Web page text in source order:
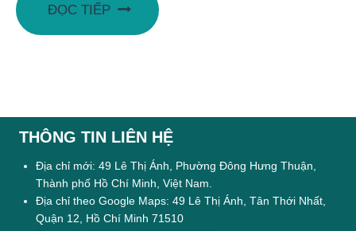
ĐỌC TIẾP
THÔNG TIN LIÊN HỆ
Địa chỉ mới: 49 Lê Thị Ánh, Phường Đông Hưng Thuận,
Thành phố Hồ Chí Minh, Việt Nam.
Địa chỉ theo Google Maps: 49 Lê Thị Ánh, Tân Thới Nhất,
Quận 12, Hồ Chí Minh 71510